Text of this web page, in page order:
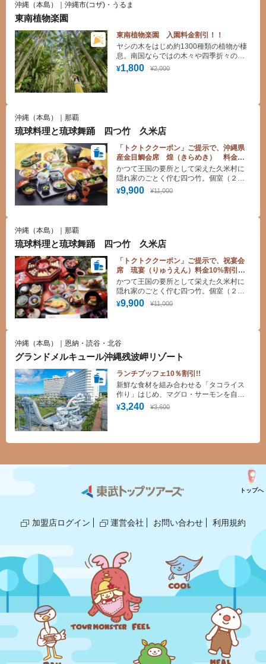
沖縄（本島）｜沖縄市(コザ)・うるま
東南植物楽園
東南植物楽園 入園料金割引！！
¥1,800 ¥2,000
ヤシの木をはじめ約1300種類の植物が棲
息。南国ならではの木々や四季折々の
花々を眺めながら散策をお楽しみくださ
い。
沖縄（本島）｜那覇
琉球料理と琉球舞踊 四つ竹 久米店
「トクトククーポン」ご提示で、沖縄県
産金目鯛会席 煌（きらめき） 料金
10%割引！
¥9,900 ¥11,000
かつて王国の要所として栄えた久米村に
隠れ家のごとく佇む四つ竹。個室（２
階）とシアター（１階）からなる店内
で 高貴な味をまっすぐに継承した 宮
沖縄（本島）｜那覇
琉球料理と琉球舞踊 四つ竹 久米店
「トクトククーポン」ご提示で、祝宴会
席 琉宴（りゅうえん）料金10%割引！
※４名様から承ります。
¥9,900 ¥11,000
かつて王国の要所として栄えた久米村に
隠れ家のごとく佇む四つ竹。個室（２
階）とシアター（１階）からなる店内
で 高貴な味をまっすぐに継承した 宮
には琉球舞踊をご堪能頂けます。
沖縄（本島）｜恩納・読谷・北谷
グランドメルキュール沖縄残波岬リゾート
ランチブッフェ10％割引!!
¥3,240 ¥3,600
新鮮な食材を組み合わせる「タコライス
作り」はじめ、マグロ・サーモンを自由
に巻く「手巻き寿司」などに加え、 ビー
ルや泡盛などのフリーフローも料金に含
楽しみください。 ご宿泊のお客様はもち
加盟店ログイン 運営会社 お問い合わせ 利用規約
トップへ